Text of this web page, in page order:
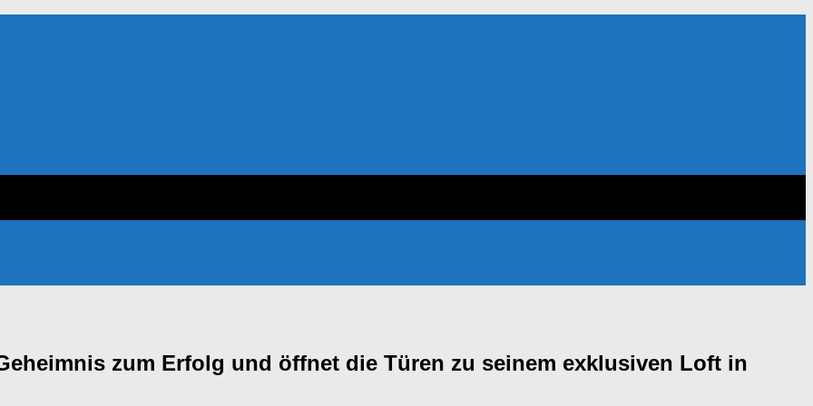
zum Erfolg und öffnet die Türen zu seinem exklusiven Loft in